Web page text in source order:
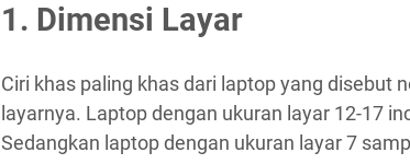
1. Dimensi Layar
Ciri khas paling khas dari laptop yang disebut
layarnya. Laptop dengan ukuran layar 12-17
Sedangkan laptop dengan ukuran layar 7